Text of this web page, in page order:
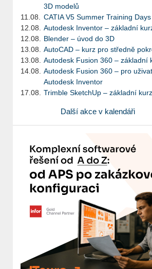
3D modelů
11.08.
CATIA V5 Summer Training Days
12.08.
Autodesk Inventor – základní
12.08.
Blender – úvod do 3D
13.08.
AutoCAD – kurz pro středně
13.08.
Autodesk Fusion 360 – základní
14.08.
Autodesk Fusion 360 – pro
Autodesk Inventor
17.08.
Trimble SketchUp – základní kurz
Další akce v kalendáři